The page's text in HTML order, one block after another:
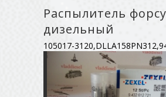
Распылитель
дизельный